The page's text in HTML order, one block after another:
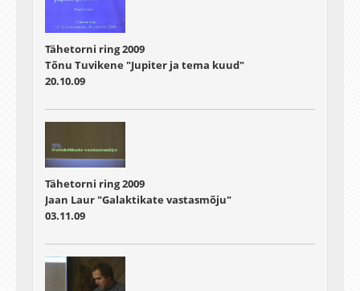
Tähetorni ring 2009
Tõnu Tuvikene "Jupiter ja tema kuud"
20.10.09
Tähetorni ring 2009
Jaan Laur "Galaktikate vastasmõju"
03.11.09